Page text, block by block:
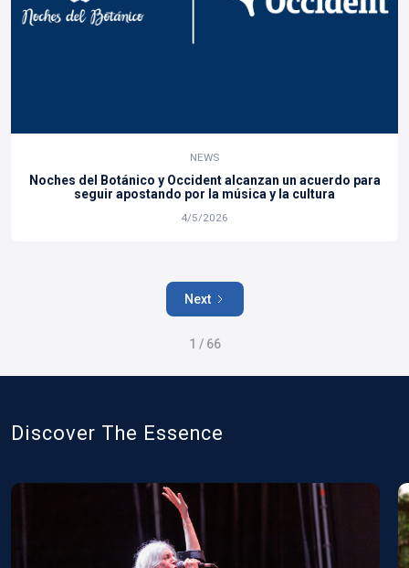
NEWS
Noches del Botánico y Occident alcanzan un acuerdo para
seguir apostando por la música y la cultura
4/5/2026
Next
1 / 66
Discover The Essence